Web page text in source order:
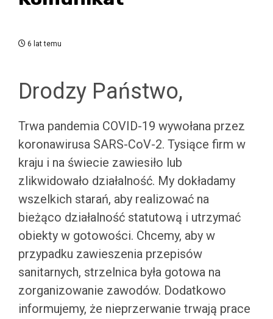
6 lat temu
Drodzy Państwo,
Trwa pandemia COVID-19 wywołana przez
koronawirusa SARS-CoV-2. Tysiące firm w
kraju i na świecie zawiesiło lub
zlikwidowało działalność. My dokładamy
wszelkich starań, aby realizować na
bieżąco działalność statutową i utrzymać
obiekty w gotowości. Chcemy, aby w
przypadku zawieszenia przepisów
sanitarnych, strzelnica była gotowa na
zorganizowanie zawodów. Dodatkowo
informujemy, że nieprzerwanie trwają prace